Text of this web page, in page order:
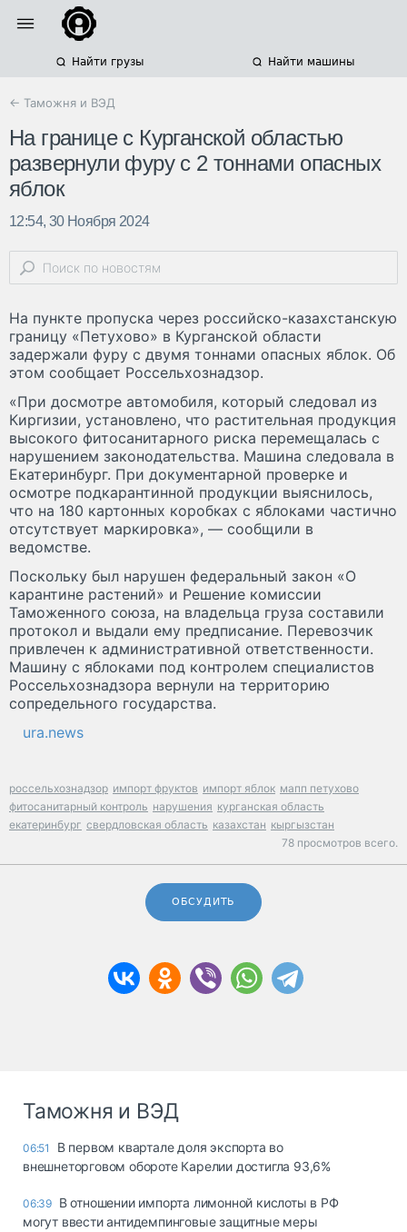
Найти грузы Найти машины
← Таможня и ВЭД
На границе с Курганской областью
развернули фуру с 2 тоннами опасных
яблок
12:54, 30 Ноября 2024
На пункте пропуска через российско-казахстанскую
границу «Петухово» в Курганской области
задержали фуру с двумя тоннами опасных яблок. Об
этом сообщает Россельхознадзор.
«При досмотре автомобиля, который следовал из
Киргизии, установлено, что растительная продукция
высокого фитосанитарного риска перемещалась с
нарушением законодательства. Машина следовала в
Екатеринбург. При документарной проверке и
осмотре подкарантинной продукции выяснилось,
что на 180 картонных коробках с яблоками частично
отсутствует маркировка», — сообщили в
ведомстве.
Поскольку был нарушен федеральный закон «О
карантине растений» и Решение комиссии
Таможенного союза, на владельца груза составили
протокол и выдали ему предписание. Перевозчик
привлечен к административной ответственности.
Машину с яблоками под контролем специалистов
Россельхознадзора вернули на территорию
сопредельного государства.
ura.news
россельхознадзор импорт фруктов импорт яблок мапп петухово
фитосанитарный контроль нарушения курганская область
екатеринбург свердловская область казахстан кыргызстан
78 просмотров всего.
ОБСУДИТЬ
Таможня и ВЭД
06:51
В первом квартале доля экспорта во
внешнеторговом обороте Карелии достигла 93,6%
06:39 В отношении импорта лимонной кислоты в РФ
могут ввести антидемпинговые защитные меры